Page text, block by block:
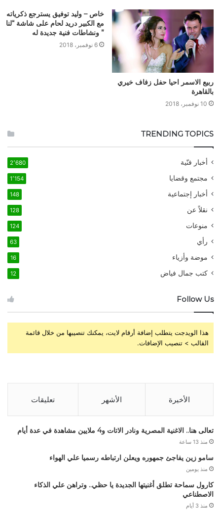
ربيع الاسمر احيا حفل زفاف خيري
بالقاهرة
10 نوفمبر، 2018
خاص – وليد توفيق يسترجع ذكرياته
مع الكبير دريد لحام على شاشة “لنا
” ونشاطات فنية جديدة له
6 نوفمبر، 2018
TRENDING TOPICS
أخبار فنّية 2٬680
مجتمع وقضايا 1٬154
أخبار إجتماعية 148
نقلاً عن 128
منوعات 124
رأي 63
موضة وأزياء 16
كتب جمال فياض 12
Follow Us
هذا الويدجت يتطلب إضافة أرقام لايت، يمكنك تنصيبها من خلال قائمة
القالب > تنصيب الإضافات.
الأخيرة الأشهر تعليقات
تعالى هنا.. الاغنية المصرية ونادر الاتات و4 ملايين مشاهدة في عدة أيام
منذ 13 ساعة
سامو زين يفاجئ جمهوره ويعلن ارتباطه رسميا علي الهواء
منذ يومين
كارول سماحة تطلق أغنيتها الجديدة يا حظي.. وتراهن علي الذكاء
الاصطناعي
منذ 3 أيام